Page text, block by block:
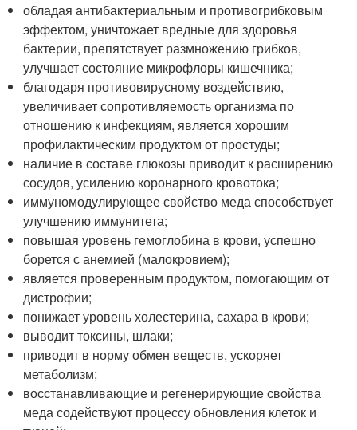
обладая антибактериальным и противогрибковым
эффектом, уничтожает вредные для здоровья
бактерии, препятствует размножению грибков,
улучшает состояние микрофлоры кишечника;
благодаря противовирусному воздействию,
увеличивает сопротивляемость организма по
отношению к инфекциям, является хорошим
профилактическим продуктом от простуды;
наличие в составе глюкозы приводит к расширению
сосудов, усилению коронарного кровотока;
иммуномодулирующее свойство меда способствует
улучшению иммунитета;
повышая уровень гемоглобина в крови, успешно
борется с анемией (малокровием);
является проверенным продуктом, помогающим от
дистрофии;
понижает уровень холестерина, сахара в крови;
выводит токсины, шлаки;
приводит в норму обмен веществ, ускоряет
метаболизм;
восстанавливающие и регенерирующие свойства
меда содействуют процессу обновления клеток и